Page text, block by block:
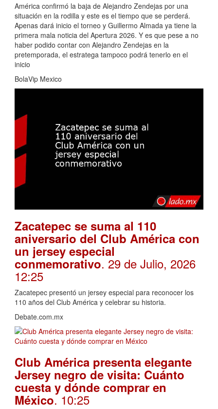
América confirmó la baja de Alejandro Zendejas por una
situación en la rodilla y este es el tiempo que se perderá.
Apenas dará inicio el torneo y Guillermo Almada ya tiene la
primera mala noticia del Apertura 2026. Y es que pese a no
haber podido contar con Alejandro Zendejas en la
pretemporada, el estratega tampoco podrá tenerlo en el
inicio
BolaVip Mexico
Zacatepec se suma al 110
aniversario del Club América con
un jersey especial
conmemorativo. 29 de Julio, 2026
12:25
Zacatepec presentó un jersey especial para reconocer los
110 años del Club América y celebrar su historia.
Debate.com.mx
Club América presenta elegante
Jersey negro de visita: Cuánto
cuesta y dónde comprar en
México. 10:25